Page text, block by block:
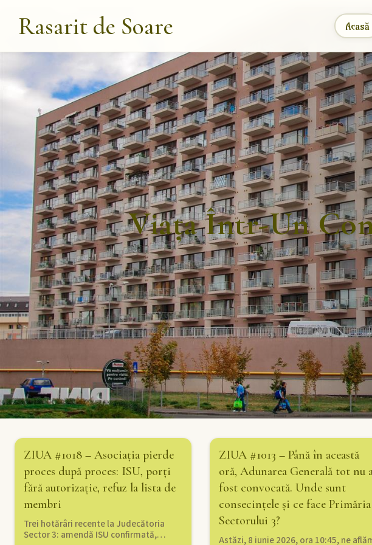
Rasarit de Soare Acasă
Viața Într-Un
ZIUA #1018 – Asociația pierde
proces după proces: ISU, porți
fără autorizație, refuz la lista de
membri
Trei hotărâri recente la Judecătoria
Sector 3: amendă ISU confirmată,…
ZIUA #1013 – Până în această
oră, Adunarea Generală tot nu
fost convocată. Unde sunt
consecințele și ce face Primăria
Sectorului 3?
Astăzi, 8 iunie 2026, ora 10:45, ne